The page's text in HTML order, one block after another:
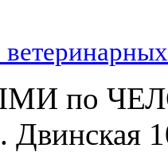
по
Двинская